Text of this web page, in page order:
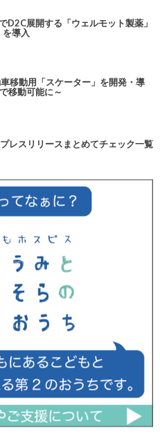
D2C展開する「ウェルモット製薬」
を導入
移動用「スケーター」を開発・導
移動可能に～
プレスリリースまとめてチェック一覧